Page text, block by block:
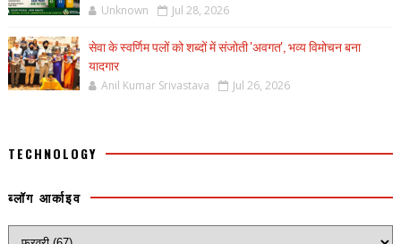
Unknown Jul 28, 2026
सेवा के स्वर्णिम पलों को शब्दों में संजोती 'अवगत', भव्य विमोचन बना
यादगार
Anil Kumar Srivastava Jul 26, 2026
TECHNOLOGY
ब्लॉग आर्काइव